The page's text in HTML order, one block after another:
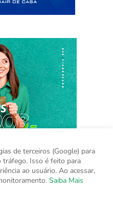
de terceiros (Google) para
tráfego. Isso é feito para
ao usuário. Ao acessar,
Saiba Mais